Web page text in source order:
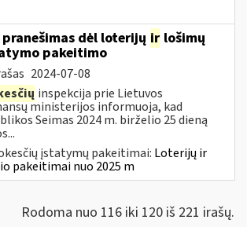
dėl loterijų ir lošimų
pakeitimo
2024-07-08
inspekcija prie Lietuvos
ministerijos informuoja, kad
Seimas 2024 m. birželio 25 dieną
įstatymų pakeitimai: Loterijų ir
pakeitimai nuo 2025 m
Rodoma nuo 116 iki 120 iš 221 irašų.